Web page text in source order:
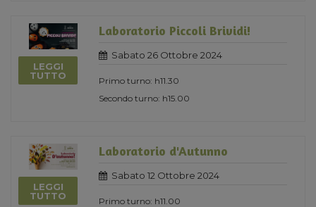
LEGGI
TUTTO
Laboratorio Piccoli Brividi!
Sabato 26 Ottobre 2024
Primo turno: h11.30
Secondo turno: h15.00
LEGGI
TUTTO
Laboratorio d'Autunno
Sabato 12 Ottobre 2024
Primo turno: h11.00